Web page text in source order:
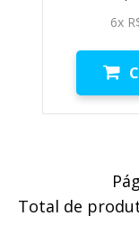
6x
Total de